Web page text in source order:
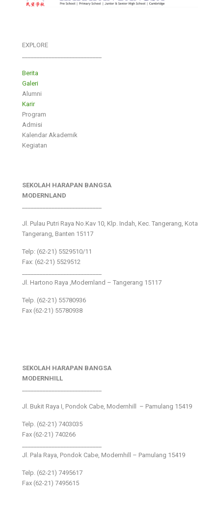
EXPLORE
Berita
Galeri
Alumni
Karir
Program
Admisi
Kalendar Akademik
Kegiatan
SEKOLAH HARAPAN BANGSA
MODERNLAND
Jl. Pulau Putri Raya No.Kav 10, Klp. Indah, Kec. Tangerang, Kota
Tangerang, Banten 15117
Telp: (62-21) 5529510/11
Fax: (62-21) 5529512
Jl. Hartono Raya ,Modernland – Tangerang 15117
Telp. (62-21) 55780936
Fax (62-21) 55780938
SEKOLAH HARAPAN BANGSA
MODERNHILL
Jl. Bukit Raya I, Pondok Cabe, Modernhill – Pamulang 15419
Telp. (62-21) 7403035
Fax (62-21) 740266
Jl. Pala Raya, Pondok Cabe, Modernhill – Pamulang 15419
Telp. (62-21) 7495617
Fax (62-21) 7495615